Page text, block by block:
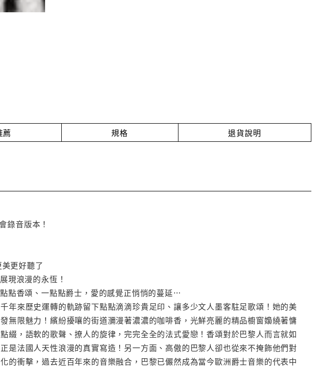
薦 規格 退貨說明
錄音版本！
更好聽了
現浪漫的永恆！
點香頌、一點點爵士，愛的感覺正悄悄的蔓延…
年來歷史運轉的軌跡留下點點滴滴珍貴足印、讓多少文人墨客駐足歌頌！她的美
無限魅力！繽紛擾嚷的街道瀰漫著濃濃的咖啡香，光鮮亮麗的精品櫥窗嬝繞著慵
綴，語軟的歌聲、撩人的旋律，完完全全的法式愛戀！香頌對於巴黎人而言就如
是法國人天性浪漫的真實寫造！另一方面、高傲的巴黎人卻也從來不掩飾他們對
的衝擊，過去近百年來的音樂融合，巴黎已儼然成為當今歐洲爵士音樂的代表中